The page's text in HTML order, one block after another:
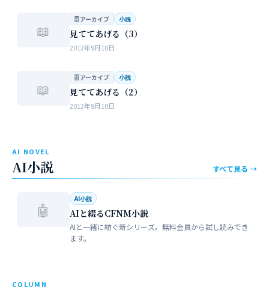
📖
🗄 アーカイブ 小説
見ててあげる（3）
2012年9月10日
📖
🗄 アーカイブ 小説
見ててあげる（2）
2012年9月10日
AI NOVEL
AI小説 すべて見る →
🤖
AI小説
AIと綴るCFNM小説
AIと一緒に紡ぐ新シリーズ。無料会員から試し読みでき
ます。
COLUMN